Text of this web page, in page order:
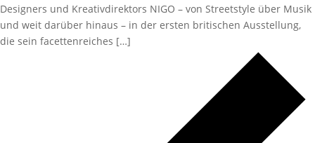
Designers und Kreativdirektors NIGO – von Streetstyle über Musik
und weit darüber hinaus – in der ersten britischen Ausstellung,
die sein facettenreiches […]